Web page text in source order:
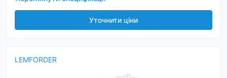
Уточнити ціни
LEMFORDER